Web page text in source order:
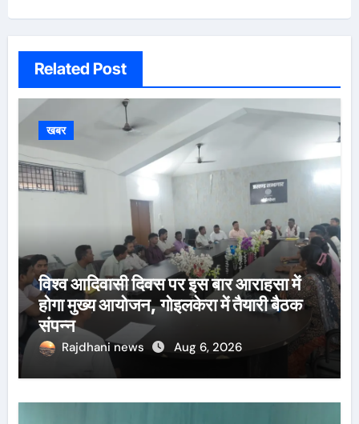
Related Post
खबर
विश्व आदिवासी दिवस पर इस बार आराहसा में
होगा मुख्य आयोजन, गोइलकेरा में तैयारी बैठक
संपन्न
Rajdhani news Aug 6, 2026